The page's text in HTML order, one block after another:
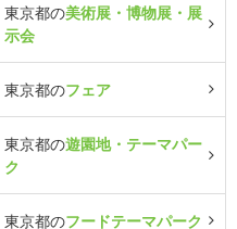
東京都の美術展・博物展・展
示会
東京都のフェア
東京都の遊園地・テーマパー
ク
東京都のフードテーマパーク